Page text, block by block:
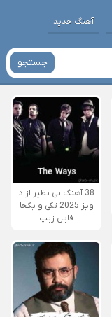
آهنگ جدید
جستجو
38 آهنگ بی نظیر از د
ویز 2025 تکی و یکجا
فایل زیپ